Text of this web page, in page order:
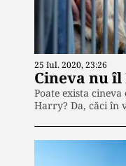
25 Iul. 2020, 23:26
Cineva nu îl
Poate exista
Harry? Da, căci în